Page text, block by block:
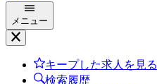
メニュー
キープした求人を見る
検索履歴